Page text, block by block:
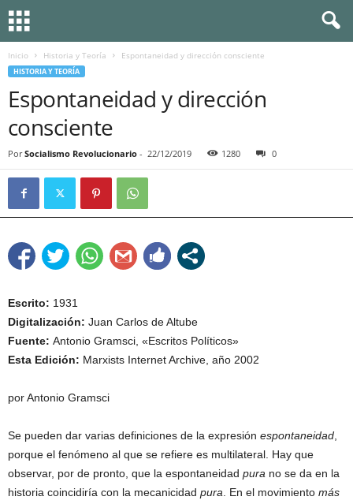
Inicio Historia y Teoría Espontaneidad y dirección consciente
HISTORIA Y TEORÍA
Espontaneidad y dirección
consciente
Por Socialismo Revolucionario - 22/12/2019 1280 0
Escrito: 1931
Digitalización: Juan Carlos de Altube
Fuente: Antonio Gramsci, «Escritos Políticos»
Esta Edición: Marxists Internet Archive, año 2002
por Antonio Gramsci
Se pueden dar varias definiciones de la expresión espontaneidad
porque el fenómeno al que se refiere es multilateral. Hay que
observar, por de pronto, que la espontaneidad pura no se da en la
historia coincidiría con la mecanicidad pura . En el movimiento más